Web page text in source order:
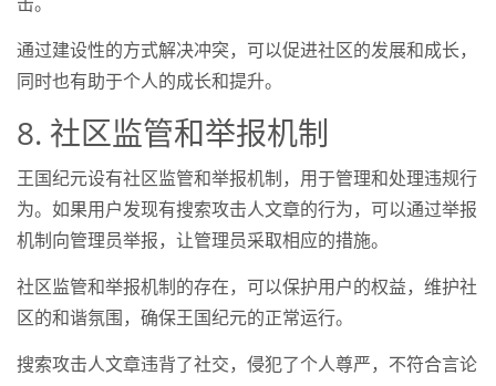
通过建设性的方式解决冲突，可以促进社区的发展和成长，
同时也有助于个人的成长和提升。
8. 社区监管和举报机制
王国纪元设有社区监管和举报机制，用于管理和处理违规行
为。如果用户发现有搜索攻击人文章的行为，可以通过举报
机制向管理员举报，让管理员采取相应的措施。
社区监管和举报机制的存在，可以保护用户的权益，维护社
区的和谐氛围，确保王国纪元的正常运行。
搜索攻击人文章违背了社交，侵犯了个人尊严，不符合言论